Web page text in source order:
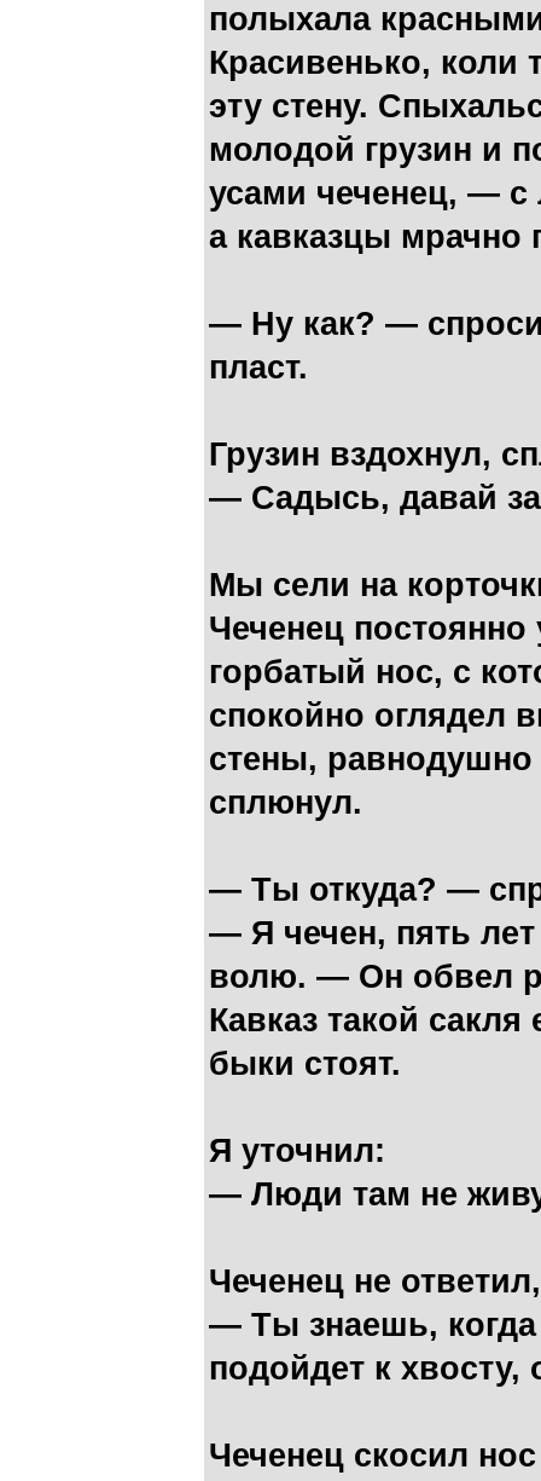
полыхала
Красивенько, коли
эту стену.
молодой грузин и
усами чеченец, —
а кавказцы мрачно
— Ну как? —
пласт.
Грузин вздохнул,
— Садысь, давай
Мы сели на
Чеченец
горбатый нос, с
спокойно оглядел
стены, равнодушно
сплюнул.
— Ты откуда? —
— Я чечен, пять
волю. — Он обвел
Кавказ такой
быки стоят.
Я уточнил:
— Люди там не
Чеченец не
— Ты знаешь,
подойдет к хвосту,
Чеченец скосил